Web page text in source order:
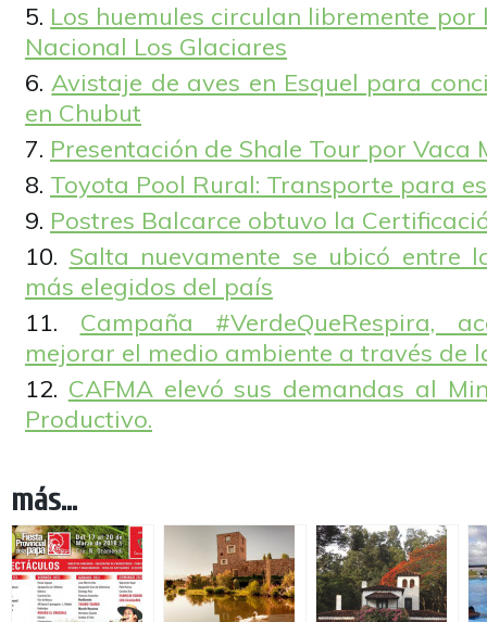
Los huemules circulan libremente
Nacional Los Glaciares
Avistaje de aves en Esquel para
en Chubut
Presentación de Shale Tour por Vaca
Toyota Pool Rural: Transporte para
Postres Balcarce obtuvo la
Salta nuevamente se ubicó entre
más elegidos del país
Campaña #VerdeQueRespira,
mejorar el medio ambiente a través de
CAFMA elevó sus demandas al
Productivo.
más...